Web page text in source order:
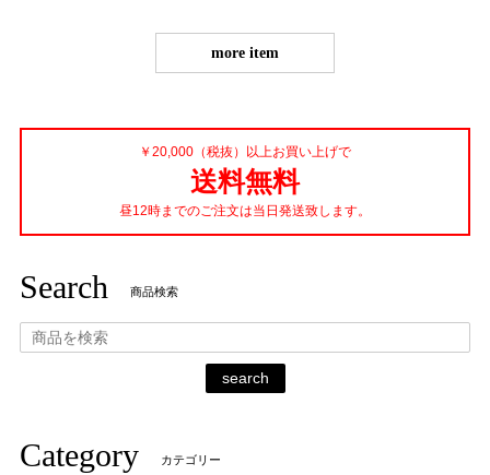
more item
￥20,000（税抜）以上お買い上げで
送料無料
昼12時までのご注文は当日発送致します。
Search 商品検索
search
Category カテゴリー